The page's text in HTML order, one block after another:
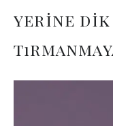
yerine